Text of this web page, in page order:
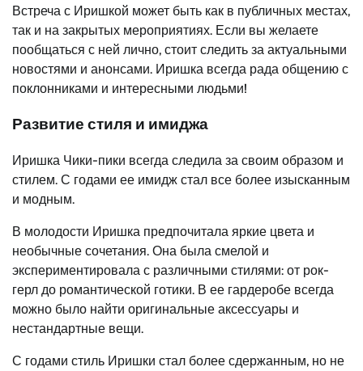
Встреча с Иришкой может быть как в публичных местах,
так и на закрытых мероприятиях. Если вы желаете
пообщаться с ней лично, стоит следить за актуальными
новостями и анонсами. Иришка всегда рада общению с
поклонниками и интересными людьми!
Развитие стиля и имиджа
Иришка Чики-пики всегда следила за своим образом и
стилем. С годами ее имидж стал все более изысканным
и модным.
В молодости Иришка предпочитала яркие цвета и
необычные сочетания. Она была смелой и
экспериментировала с различными стилями: от рок-
герл до романтической готики. В ее гардеробе всегда
можно было найти оригинальные аксессуары и
нестандартные вещи.
С годами стиль Иришки стал более сдержанным, но не